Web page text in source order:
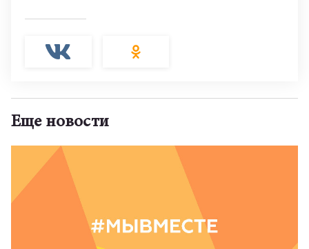
Еще новости